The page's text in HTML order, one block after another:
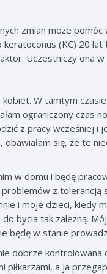
zmian może pomóc
(KC) 20 lat
Uczestniczy ona w
W tamtym czasie
ograniczony czas
z pracy wcześniej i
się, że te
w domu i będę
z tolerancją
i moje dzieci, kiedy
bycia tak zależną.
będę w stanie
dobrze kontrolowana
a ja